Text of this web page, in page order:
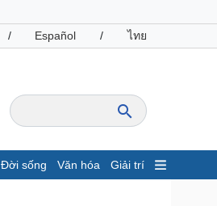
/ Español / ไทย
Đời sống Văn hóa Giải trí